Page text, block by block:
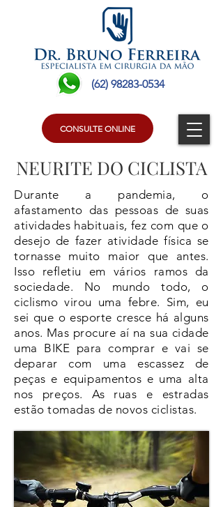
(62) 98283-0534
CONSULTE ONLINE
NEURITE DO CICLISTA
Durante a pandemia, o
afastamento das pessoas de suas
atividades habituais, fez com que o
desejo de fazer atividade física se
tornasse muito maior que antes.
Isso refletiu em vários ramos da
sociedade. No mundo todo, o
ciclismo virou uma febre. Sim, eu
sei que o esporte cresce há alguns
anos. Mas procure aí na sua cidade
uma BIKE para comprar e vai se
deparar com uma escassez de
peças e equipamentos e uma alta
nos preços. As ruas e estradas
estão tomadas de novos ciclistas.